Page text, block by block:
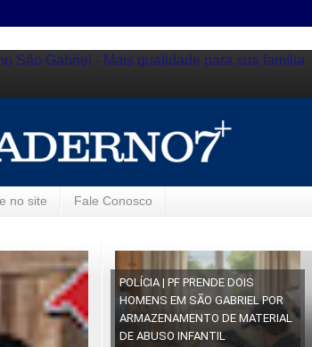
no site Fale Conosco
POLÍCIA | PF PRENDE DOIS
HOMENS EM SÃO GABRIEL POR
ARMAZENAMENTO DE MATERIAL
DE ABUSO INFANTIL